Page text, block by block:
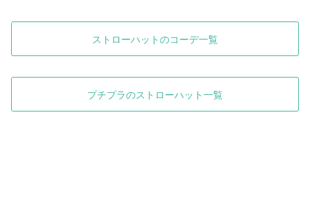
ストローハットのコーデ一覧
プチプラのストローハット一覧